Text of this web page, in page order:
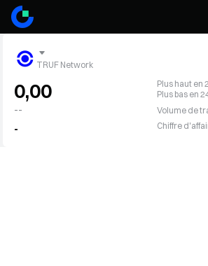
TRUF Network
0,00
--
-
Plus haut en
Plus bas en
Chiffre